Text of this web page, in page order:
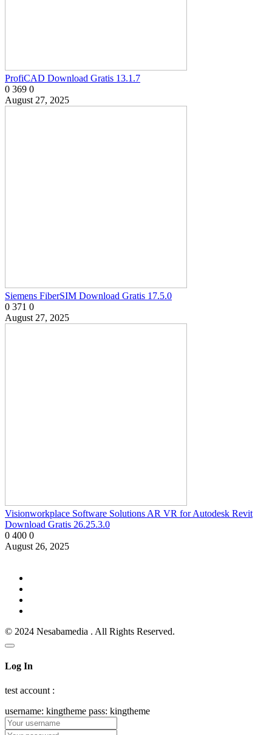
ProfiCAD Download Gratis 13.1.7
0 369 0
August 27, 2025
Siemens FiberSIM Download Gratis 17.5.0
0 371 0
August 27, 2025
Visionworkplace Software Solutions AR VR for Autodesk Revit
Download Gratis 26.25.3.0
0 400 0
August 26, 2025
© 2024 Nesabamedia . All Rights Reserved.
Log In
test account :
username: kingtheme pass: kingtheme